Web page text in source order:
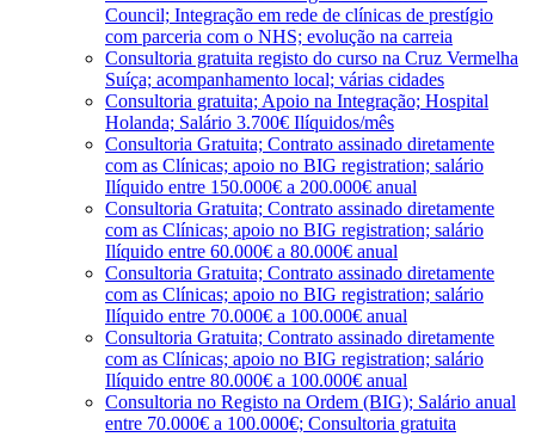
Council; Integração em rede de clínicas de prestígio
com parceria com o NHS; evolução na carreia
Consultoria gratuita registo do curso na Cruz Vermelha
Suíça; acompanhamento local; várias cidades
Consultoria gratuita; Apoio na Integração; Hospital
Holanda; Salário 3.700€ Ilíquidos/mês
Consultoria Gratuita; Contrato assinado diretamente
com as Clínicas; apoio no BIG registration; salário
Ilíquido entre 150.000€ a 200.000€ anual
Consultoria Gratuita; Contrato assinado diretamente
com as Clínicas; apoio no BIG registration; salário
Ilíquido entre 60.000€ a 80.000€ anual
Consultoria Gratuita; Contrato assinado diretamente
com as Clínicas; apoio no BIG registration; salário
Ilíquido entre 70.000€ a 100.000€ anual
Consultoria Gratuita; Contrato assinado diretamente
com as Clínicas; apoio no BIG registration; salário
Ilíquido entre 80.000€ a 100.000€ anual
Consultoria no Registo na Ordem (BIG); Salário anual
entre 70.000€ a 100.000€; Consultoria gratuita